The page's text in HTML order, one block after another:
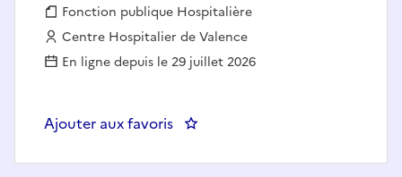
Fonction publique :
Fonction publique Hospitalière
Employeur :
Centre Hospitalier de Valence
En ligne depuis le 29 juillet 2026
Ajouter aux favoris : INFIRMIER SERVICE MEDICAL